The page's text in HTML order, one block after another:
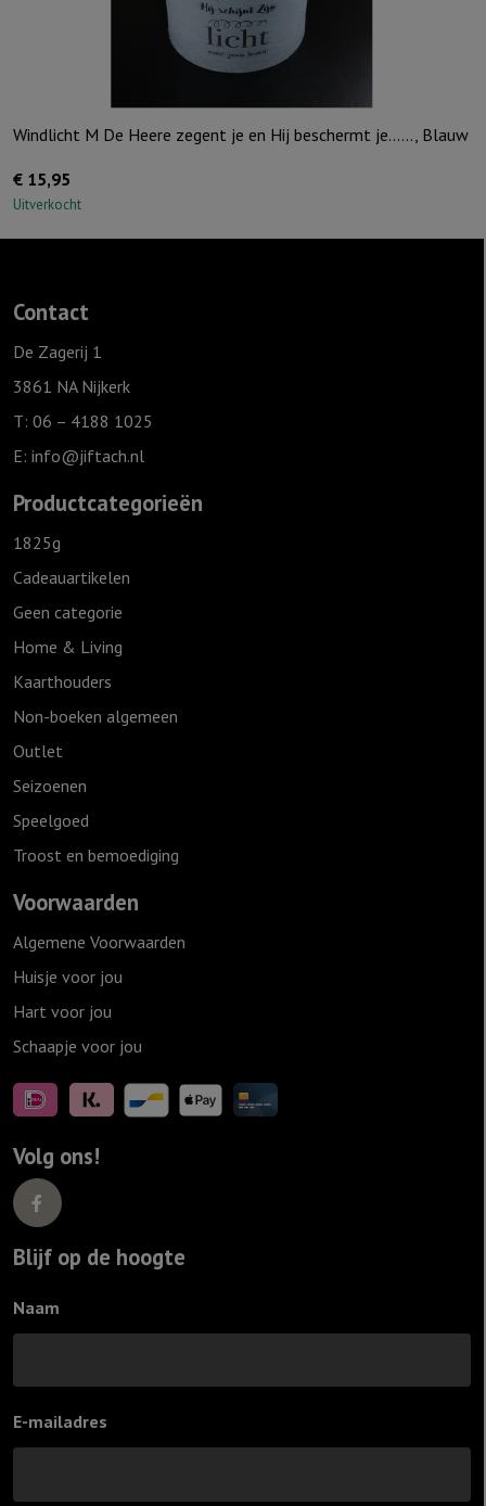
Windlicht M De Heere zegent je en Hij beschermt je……, Blauw
€ 15,95
Uitverkocht
Contact
De Zagerij 1
3861 NA Nijkerk
T: 06 – 4188 1025
E: info@jiftach.nl
Productcategorieën
1825g
Cadeauartikelen
Geen categorie
Home & Living
Kaarthouders
Non-boeken algemeen
Outlet
Seizoenen
Speelgoed
Troost en bemoediging
Voorwaarden
Algemene Voorwaarden
Huisje voor jou
Hart voor jou
Schaapje voor jou
Volg ons!
Blijf op de hoogte
Naam
E-mailadres